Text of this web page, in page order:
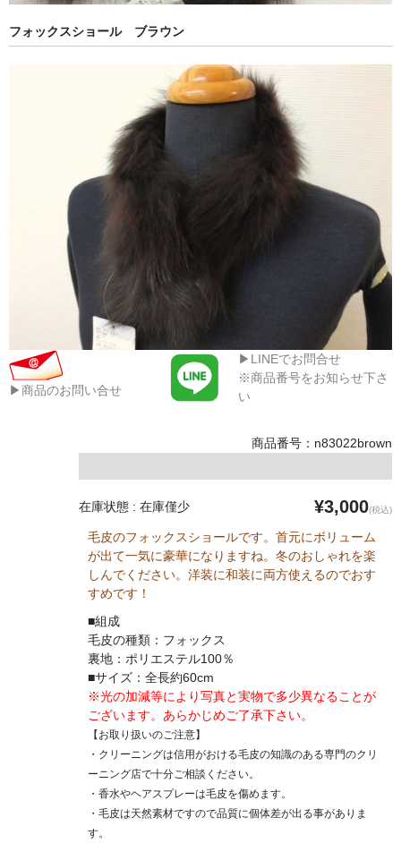
フォックスショール ブラウン
▶商品のお問い合せ
▶LINEでお問合せ
※商品番号をお知らせ下さ
い
商品番号：n83022brown
在庫状態 : 在庫僅少 ¥3,000(税込)
毛皮のフォックスショールです。首元にボリューム
が出て一気に豪華になりますね。冬のおしゃれを楽
しんでください。洋装に和装に両方使えるのでおす
すめです！
■組成
毛皮の種類：フォックス
裏地：ポリエステル100％
■サイズ：全長約60cm
※光の加減等により写真と実物で多少異なることが
ございます。あらかじめご了承下さい。
【お取り扱いのご注意】
・クリーニングは信用がおける毛皮の知識のある専門のクリ
ーニング店で十分ご相談ください。
・香水やヘアスプレーは毛皮を傷めます。
・毛皮は天然素材ですので品質に個体差が出る事がありま
す。